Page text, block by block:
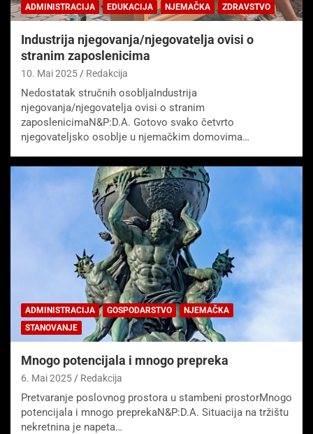
ADMINISTRACIJA EDUKACIJA NJEMAČKA ZDRAVSTVO
Industrija njegovanja/njegovatelja ovisi o
stranim zaposlenicima
10. Mai 2025 Redakcija
Nedostatak stručnih osobljaIndustrija
njegovanja/njegovatelja ovisi o stranim
zaposlenicimaN&P:D.A. Gotovo svako četvrto
njegovateljsko osoblje u njemačkim domovima…
ADMINISTRACIJA GOSPODARSTVO
NJEMAČKA
STANOVANJE
Mnogo potencijala i mnogo prepreka
6. Mai 2025 Redakcija
Pretvaranje poslovnog prostora u stambeni prostorMnogo
potencijala i mnogo preprekaN&P:D.A. Situacija na tržištu
nekretnina je napeta…